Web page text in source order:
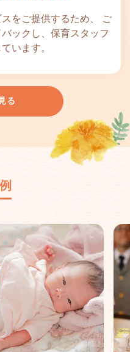
をご提供するため、 ご
ックし、保育スタッフ
います。
る